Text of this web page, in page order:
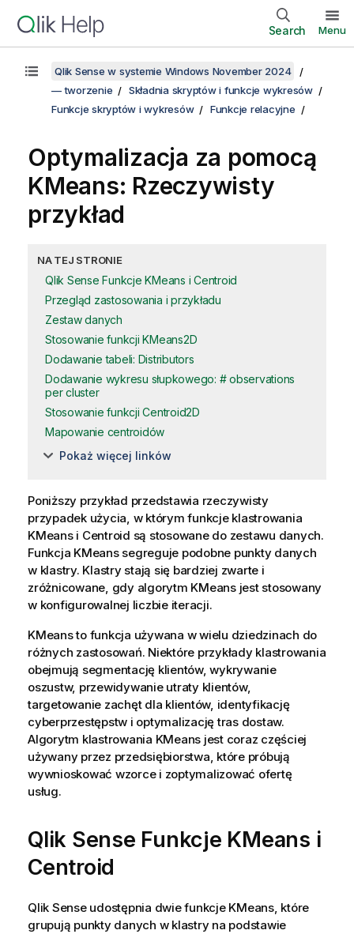
Search Menu
Qlik Sense w systemie Windows November 2024
— tworzenie
Składnia skryptów i funkcje wykresów
Funkcje skryptów i wykresów
Funkcje relacyjne
Optymalizacja za pomocą
KMeans: Rzeczywisty
przykład
NA TEJ STRONIE
Qlik Sense Funkcje KMeans i Centroid
Przegląd zastosowania i przykładu
Zestaw danych
Stosowanie funkcji KMeans2D
Dodawanie tabeli: Distributors
Dodawanie wykresu słupkowego: # observations
per cluster
Stosowanie funkcji Centroid2D
Mapowanie centroidów
Pokaż więcej linków
Poniższy przykład przedstawia rzeczywisty
przypadek użycia, w którym funkcje klastrowania
KMeans i Centroid są stosowane do zestawu danych.
Funkcja KMeans segreguje podobne punkty danych
w klastry. Klastry stają się bardziej zwarte i
zróżnicowane, gdy algorytm KMeans jest stosowany
w konfigurowalnej liczbie iteracji.
KMeans to funkcja używana w wielu dziedzinach do
różnych zastosowań. Niektóre przykłady klastrowania
obejmują segmentację klientów, wykrywanie
oszustw, przewidywanie utraty klientów,
targetowanie zachęt dla klientów, identyfikację
cyberprzestępstw i optymalizację tras dostaw.
Algorytm klastrowania KMeans jest coraz częściej
używany przez przedsiębiorstwa, które próbują
wywnioskować wzorce i zoptymalizować ofertę
usług.
Qlik Sense Funkcje KMeans i
Centroid
Qlik Senseudostępnia dwie funkcje KMeans, które
grupują punkty danych w klastry na podstawie